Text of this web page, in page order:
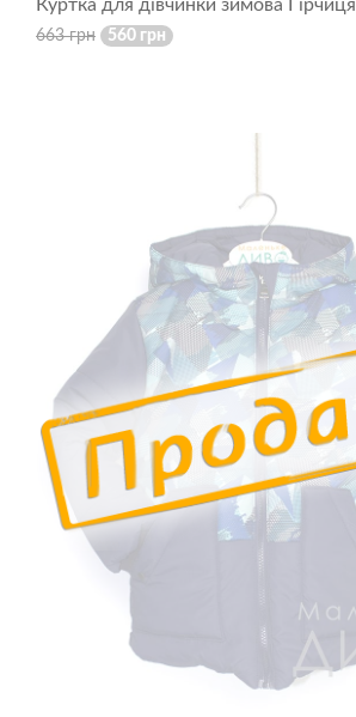
Куртка для дівчинки зимова Гірчиця
663 грн 560 грн